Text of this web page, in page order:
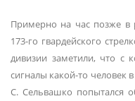
Примерно на час позже в
173-го гвардейского
дивизии заметили, что с
сигналы какой-то человек
С. Сельвашко попытался